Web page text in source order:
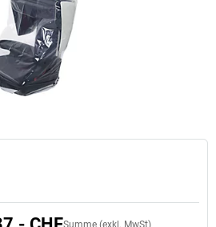
Summe (exkl. MwSt)